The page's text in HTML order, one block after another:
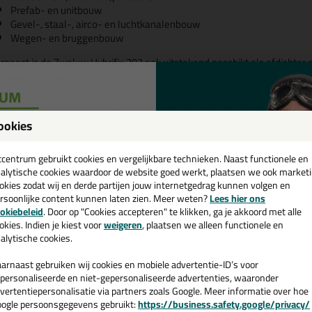
Prefab- en unitbouw
Gevel-, staal-, airco- en luchtkanalenbouw
Wegen- en bruggenbouw
is de Zwaluw Hybrifix 302 ook uitstekend geschikt als
werkzaamheden met natuursteen, zoals het opbouwen van
borders, is deze lijmkit perfect. Ook in de metaal- en
is de Hybrifix 302 zeer goed toepasbaar.
slot kunnen zelfs mechanisch belastbare vloervoegen probleemloos
ondergronden voor de Zwaluw
een universele constructie lijmkit voor de metaal-, beton-,
hecht deze lijmkit op natuursteen en is het te gebruiken bij spiegels.
van de Zwaluw Hybrifix 302
Geschikt voor natuursteen en marmer, geen vlekvorming op
Universele lijm- en voegkit (verlijmen, monteren en afdichten)
gebruikt cookies en vergelijkbare technieken. Naast functionele en
cookies waardoor de website goed werkt, plaatsen we ook
zodat wij en derde partijen jouw internetgedrag kunnen volgen en
content kunnen laten zien. Meer weten?Lees hier ons
. Door op "Cookies accepteren" te klikken, ga je akkoord met alle
Indien je kiest voorweigeren, plaatsen we alleen functionele en
cookies.
gebruiken wij cookies en mobiele advertentie-ID’s voor
en niet-gepersonaliseerde advertenties, waaronder
via partners zoals Google. Meer informatie over hoe
persoonsgegevens gebruikt:https://business.safety.google/privacy/
💚
en ontvang een
€35,-bij je eerste bestelling!
de actiecode ›